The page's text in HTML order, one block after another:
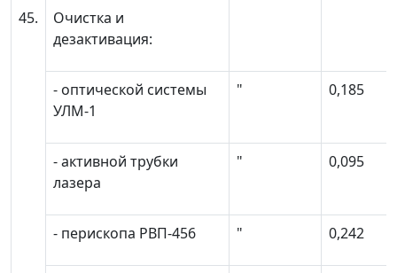
45.
Очистка и
дезактивация:
- оптической системы
УЛМ-1
" 0,185
- активной трубки
лазера
" 0,095
- перископа РВП-456 " 0,242